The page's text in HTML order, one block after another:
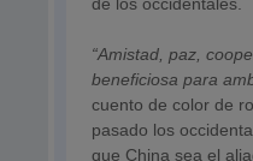
“Amistad, paz,
beneficiosa para
cuento de color de
pasado los
que China sea el